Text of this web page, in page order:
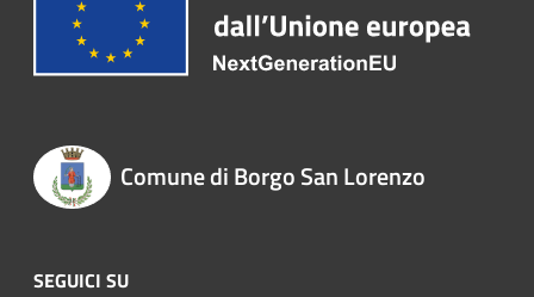
Comune di Borgo San Lorenzo
SEGUICI SU